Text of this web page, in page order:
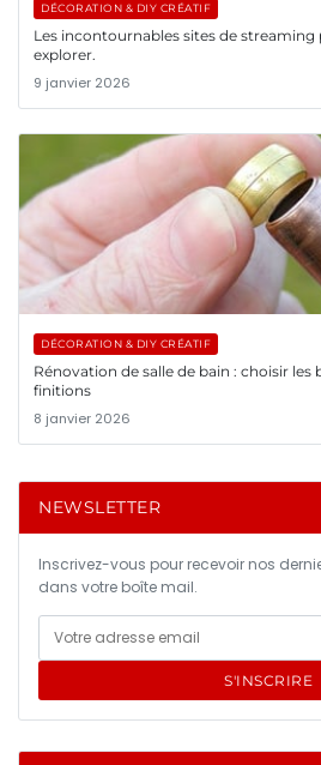
DÉCORATION & DIY CRÉATIF
Les incontournables sites de streaming
explorer.
9 janvier 2026
DÉCORATION & DIY CRÉATIF
Rénovation de salle de bain : choisir les
finitions
8 janvier 2026
NEWSLETTER
Inscrivez-vous pour recevoir nos
dans votre boîte mail.
S'INSCRIRE